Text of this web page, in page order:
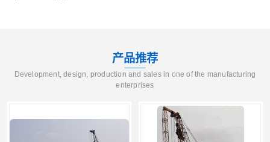
产品推荐
Development, design, production and sales in one of the manufacturing
enterprises